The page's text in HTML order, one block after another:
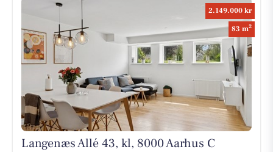
2.149.000 kr
83 m2
Langenæs Allé 43, kl, 8000 Aarhus C